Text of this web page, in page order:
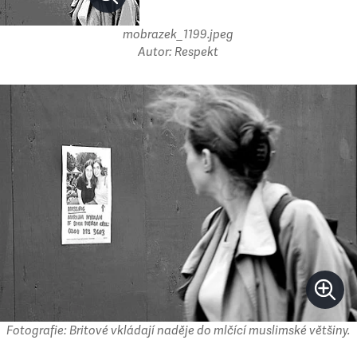
mobrazek_1199.jpeg
Autor: Respekt
Fotografie: Britové vkládají naděje do mlčící muslimské většiny.